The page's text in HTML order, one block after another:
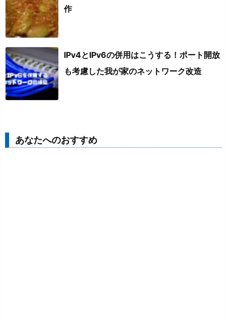
作
IPv4とIPv6の併用はこうする！ポート開放
も考慮した我が家のネットワーク改造
あなたへのおすすめ